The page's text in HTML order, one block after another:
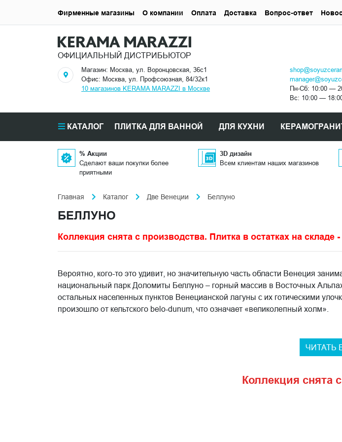
ОФИЦИАЛЬНЫЙ ДИСТРИБЬЮТОР
Магазин: Москва, ул. Воронцовская, 36с1
Офис: Москва, ул. Профсоюзная, 84/32к1
10 магазинов KERAMA MARAZZI в Москве
Пн-Сб: 10:00 —
Вс: 10:00 —
Фирменные магазины О компании Оплата Доставка Вопрос-ответ
КАТАЛОГ ПЛИТКА ДЛЯ ВАННОЙ ДЛЯ КУХНИ
% Акции
Сделают ваши покупки более
приятными
3D дизайн
Всем клиентам наших магазинов
Главная Каталог Две Венеции Беллуно
БЕЛЛУНО
Коллекция снята с производства. Плитка в остатках на
Вероятно, кого-то это удивит, но значительную часть области Венеция
национальный парк Доломиты Беллуно – горный массив в Восточных
остальных населенных пунктов Венецианской лагуны с их готическими
произошло от кельтского belo-dunum, что означает «великолепный холм».
ЧИТАТЬ
Коллекция снята